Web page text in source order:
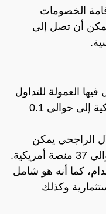
الخصومات
يمكن أن تصل إلى
العمولة للتداول
في العديد من الأسواق الأمريكية إلى حوالي 0.1
الراجحي يمكن
كما أنه هو شامل
وكذلك